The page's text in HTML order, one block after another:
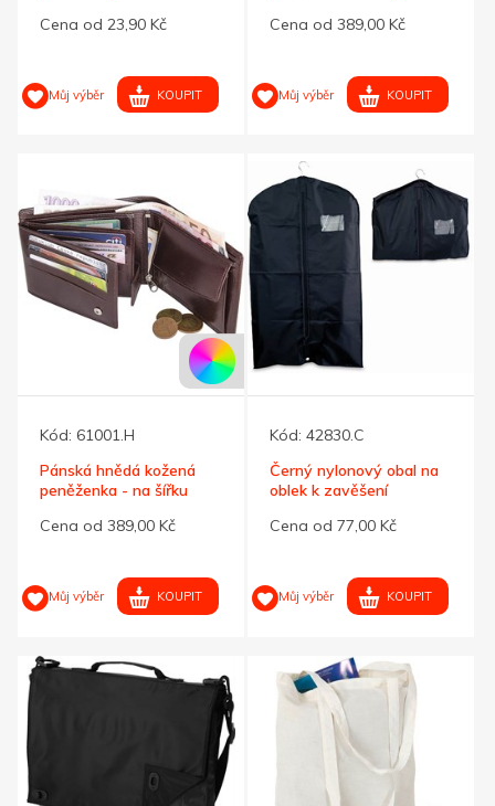
Cena od 23,90 Kč
Můj výběr KOUPIT
Cena od 389,00 Kč
Můj výběr KOUPIT
Kód: 61001.H
Pánská hnědá kožená
peněženka - na šířku
Cena od 389,00 Kč
Můj výběr KOUPIT
Kód: 42830.C
Černý nylonový obal na
oblek k zavěšení
Cena od 77,00 Kč
Můj výběr KOUPIT